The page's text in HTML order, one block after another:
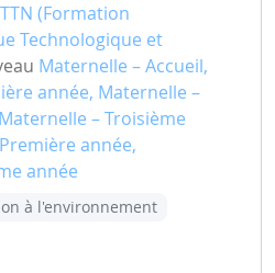
(Formation
Technologique et
Maternelle – Accueil,
année, Maternelle –
– Troisième
année,
année
à l'environnement